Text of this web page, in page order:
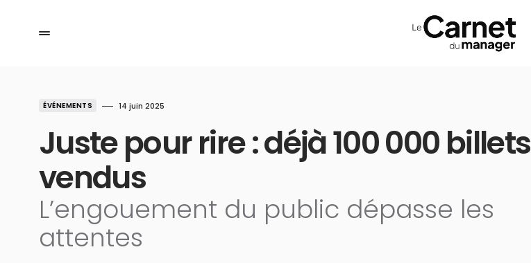
ÉVÉNEMENTS 14 juin 2025
Juste pour rire : déjà 100 000 billets
vendus
L’engouement du public dépasse les
attentes